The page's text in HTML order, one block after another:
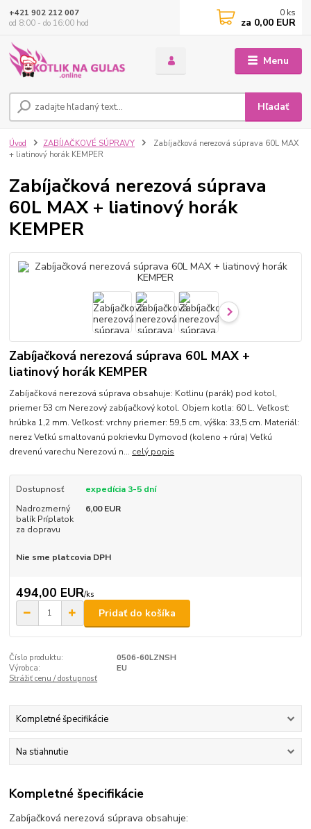
Menu
Hľadať
+421 902 212 007
od 8:00 - do 16:00 hod
0 ks
za 0,00 EUR
Úvod ZABÍJAČKOVÉ SÚPRAVY
Zabíjačková nerezová súprava 60L MAX
+ liatinový horák KEMPER
Zabíjačková nerezová súprava
60L MAX + liatinový horák
KEMPER
Zabíjačková nerezová súprava 60L MAX +
liatinový horák KEMPER
Zabíjačková nerezová súprava obsahuje: Kotlinu (parák) pod kotol,
priemer 53 cm Nerezový zabíjačkový kotol. Objem kotla: 60 L. Veľkosť:
hrúbka 1,2 mm. Veľkosť: vrchny priemer: 59,5 cm, výška: 33,5 cm. Materiál:
nerez Veľkú smaltovanú pokrievku Dymovod (koleno + rúra) Veľkú
drevenú varechu Nerezovú n... celý popis
Dostupnosť
expedícia 3-5 dní
Nadrozmerný
balík Príplatok
za dopravu
6,00 EUR
Nie sme platcovia DPH
494,00 EUR/ks
Pridať do košíka
Číslo produktu:
0506-60LZNSH
Výrobca:
EU
Strážiť cenu / dostupnosť
Kompletné špecifikácie
Na stiahnutie
Kompletné špecifikácie
Zabíjačková nerezová súprava obsahuje: